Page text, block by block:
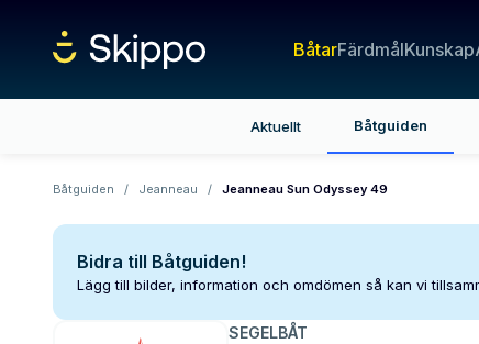
BåtarFärdmålKunskap
Aktuellt Båtguiden
Båtguiden / Jeanneau / Jeanneau Sun Odyssey 49
Bidra till Båtguiden!
Lägg till bilder, information och omdömen så kan vi
SEGELBÅT